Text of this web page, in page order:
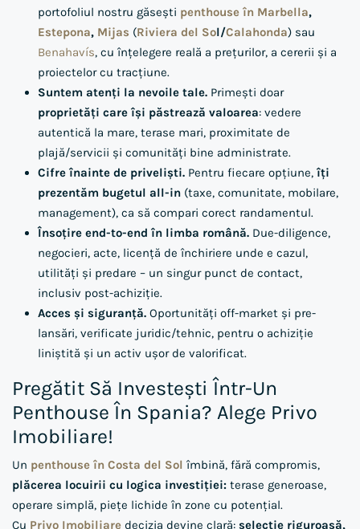
portofoliul nostru găsești penthouse în Marbella,
Estepona, Mijas (Riviera del Sol/Calahonda) sau
Benahavís, cu înțelegere reală a prețurilor, a cererii și a
proiectelor cu tracțiune.
Suntem atenți la nevoile tale. Primești doar
proprietăți care își păstrează valoarea: vedere
autentică la mare, terase mari, proximitate de
plajă/servicii și comunități bine administrate.
Cifre înainte de priveliști. Pentru fiecare opțiune, îți
prezentăm bugetul all-in (taxe, comunitate, mobilare,
management), ca să compari corect randamentul.
Însoțire end-to-end în limba română. Due-diligence,
negocieri, acte, licență de închiriere unde e cazul,
utilități și predare – un singur punct de contact,
inclusiv post-achiziție.
Acces și siguranță. Oportunități off-market și pre-
lansări, verificate juridic/tehnic, pentru o achiziție
liniștită și un activ ușor de valorificat.
Pregătit Să Investești Într-Un
Penthouse În Spania? Alege Privo
Imobiliare!
Un penthouse în Costa del Sol îmbină, fără compromis,
plăcerea locuirii cu logica investiției: terase generoase,
operare simplă, piețe lichide în zone cu potențial.
Cu Privo Imobiliare decizia devine clară: selecție riguroasă,